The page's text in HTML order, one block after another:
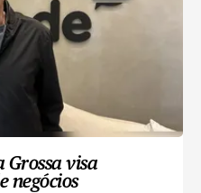
Grossa visa
negócios